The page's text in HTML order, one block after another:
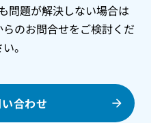
問題が解決しない場合は
らのお問合せをご検討くだ
。
合わせ